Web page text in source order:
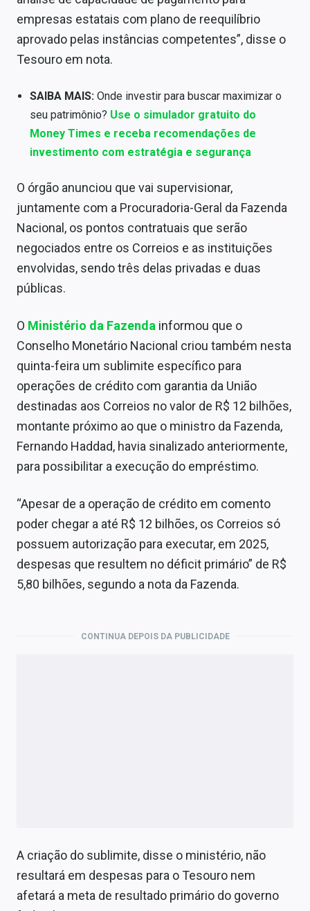
Expediente
Contato
empresas estatais com plano de reequilíbrio
aprovado pelas instâncias competentes”, disse o
Tesouro em nota.
SAIBA MAIS: Onde investir para buscar maximizar o
seu patrimônio? Use o simulador gratuito do
Money Times e receba recomendações de
investimento com estratégia e segurança
O órgão anunciou que vai supervisionar,
juntamente com a Procuradoria-Geral da Fazenda
Nacional, os pontos contratuais que serão
negociados entre os Correios e as instituições
envolvidas, sendo três delas privadas e duas
públicas.
O Ministério da Fazenda informou que o
Conselho Monetário Nacional criou também nesta
quinta-feira um sublimite específico para
operações de crédito com garantia da União
destinadas aos Correios no valor de R$ 12 bilhões,
montante próximo ao que o ministro da Fazenda,
Fernando Haddad, havia sinalizado anteriormente,
para possibilitar a execução do empréstimo.
“Apesar de a operação de crédito em comento
poder chegar a até R$ 12 bilhões, os Correios só
possuem autorização para executar, em 2025,
despesas que resultem no déficit primário” de R$
5,80 bilhões, segundo a nota da Fazenda.
CONTINUA DEPOIS DA PUBLICIDADE
A criação do sublimite, disse o ministério, não
resultará em despesas para o Tesouro nem
afetará a meta de resultado primário do governo